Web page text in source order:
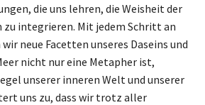
die uns lehren, die Weisheit der
zu integrieren. Mit jedem Schritt an
neue Facetten unseres Daseins und
nicht nur eine Metapher ist,
unserer inneren Welt und unserer
uns zu, dass wir trotz aller